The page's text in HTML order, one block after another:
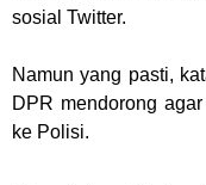
sosial Twitter.
Namun yang pasti,
DPR mendorong
ke Polisi.